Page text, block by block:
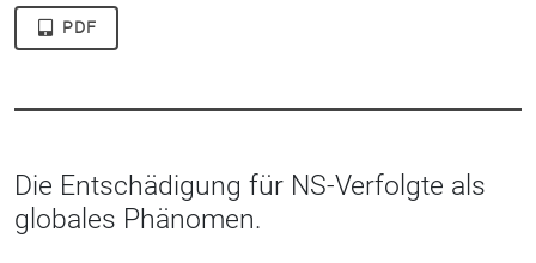
PDF
Die Entschädigung für NS-Verfolgte als
globales Phänomen.